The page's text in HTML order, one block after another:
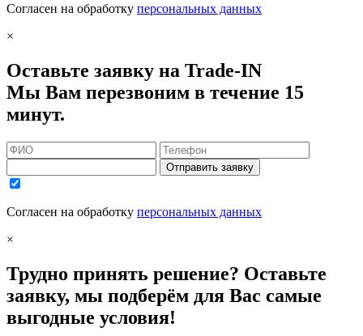
Согласен на обработку персональных данных
×
Оставьте заявку на Trade-IN
Мы Вам перезвоним в течение 15
минут.
Отправить заявку
Согласен на обработку персональных данных
×
Трудно принять решение? Оставьте
заявку, мы подберём для Вас самые
выгодные условия!